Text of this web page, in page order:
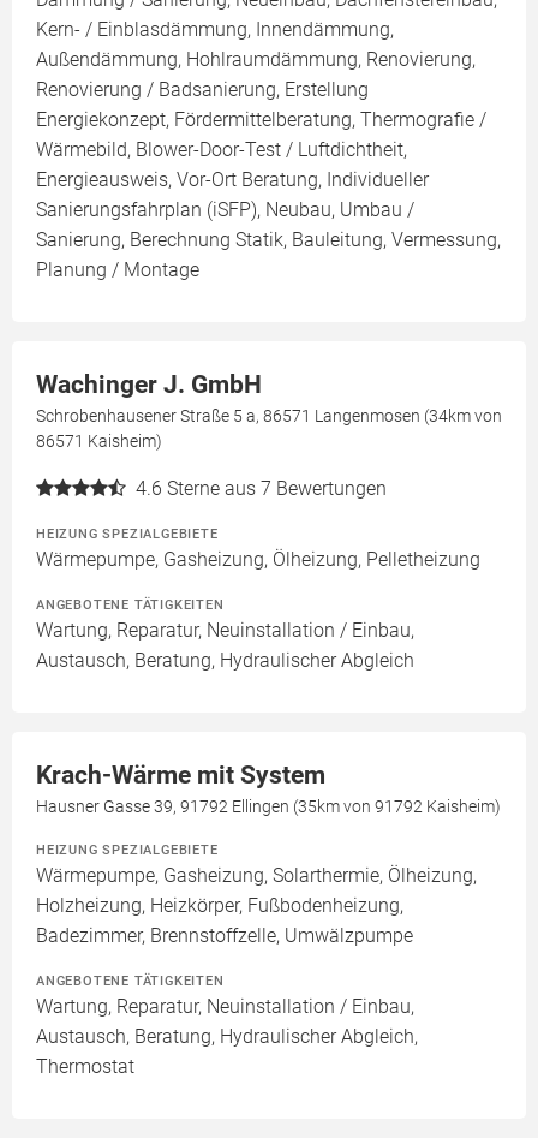
Kern- / Einblasdämmung, Innendämmung,
Außendämmung, Hohlraumdämmung, Renovierung,
Renovierung / Badsanierung, Erstellung
Energiekonzept, Fördermittelberatung, Thermografie /
Wärmebild, Blower-Door-Test / Luftdichtheit,
Energieausweis, Vor-Ort Beratung, Individueller
Sanierungsfahrplan (iSFP), Neubau, Umbau /
Sanierung, Berechnung Statik, Bauleitung, Vermessung,
Planung / Montage
Wachinger J. GmbH
Schrobenhausener Straße 5 a, 86571 Langenmosen (34km von
86571 Kaisheim)
4.6 Sterne aus 7 Bewertungen
HEIZUNG SPEZIALGEBIETE
Wärmepumpe, Gasheizung, Ölheizung, Pelletheizung
ANGEBOTENE TÄTIGKEITEN
Wartung, Reparatur, Neuinstallation / Einbau,
Austausch, Beratung, Hydraulischer Abgleich
Krach-Wärme mit System
Hausner Gasse 39, 91792 Ellingen (35km von 91792 Kaisheim)
HEIZUNG SPEZIALGEBIETE
Wärmepumpe, Gasheizung, Solarthermie, Ölheizung,
Holzheizung, Heizkörper, Fußbodenheizung,
Badezimmer, Brennstoffzelle, Umwälzpumpe
ANGEBOTENE TÄTIGKEITEN
Wartung, Reparatur, Neuinstallation / Einbau,
Austausch, Beratung, Hydraulischer Abgleich,
Thermostat